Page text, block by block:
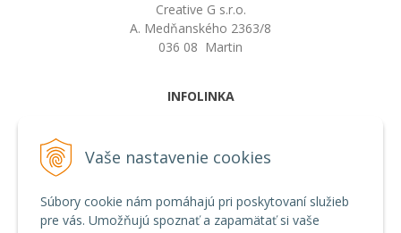
Vaše nastavenie cookies
Súbory cookie nám pomáhajú pri poskytovaní služieb
pre vás. Umožňujú spoznať a zapamätať si vaše
Creative G s.r.o.
A. Medňanského 2363/8
036 08 Martin
INFOLINKA
Obchodné podmienky